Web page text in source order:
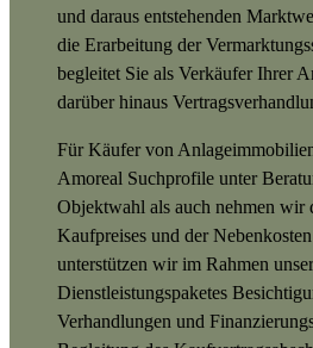
und daraus entstehenden
die Erarbeitung der
begleitet Sie als Verkäufer Ihrer
darüber hinaus
Für Käufer von
Amoreal Suchprofile unter
Objektwahl als auch nehmen wir
Kaufpreises und der
unterstützen wir im Rahmen
Dienstleistungspaketes
Verhandlungen und